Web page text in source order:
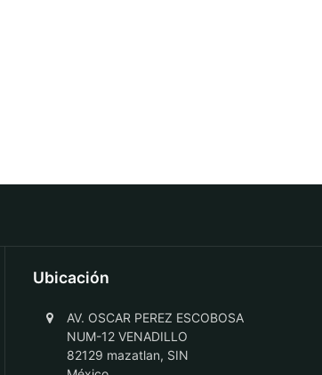
Ubicación
AV. OSCAR PEREZ ESCOBOSA
NUM-12 VENADILLO
82129 mazatlan, SIN